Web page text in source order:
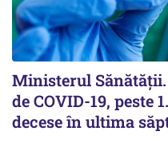
Ministerul Sănătății.
de COVID-19, peste
decese în ultima